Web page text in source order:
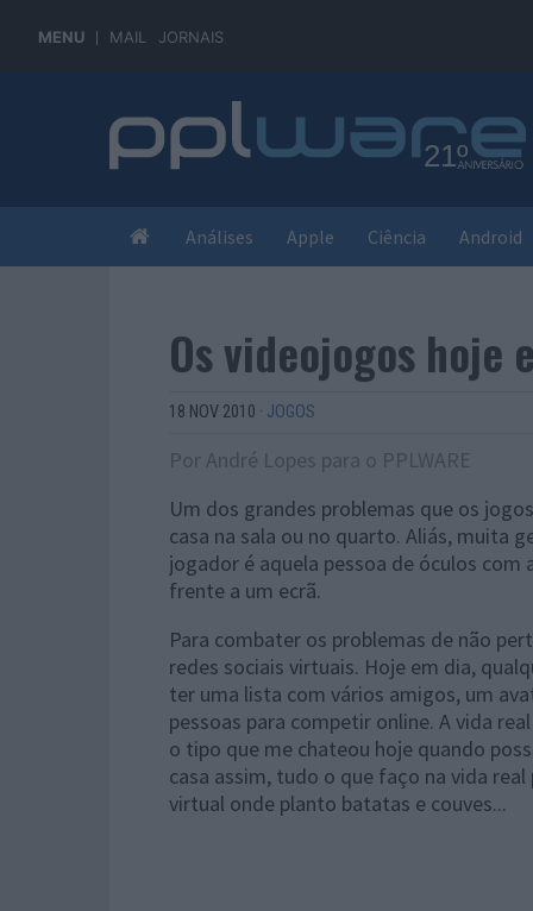
MENU MAIL JORNAIS
Análises Apple Ciência Android
Os videojogos hoje
18 NOV 2010 · JOGOS
Por André Lopes para o PPLWARE
Um dos grandes problemas que os
casa na sala ou no quarto. Aliás, muita
jogador é aquela pessoa de óculos com
frente a um ecrã.
Para combater os problemas de não
redes sociais virtuais. Hoje em dia,
ter uma lista com vários amigos, um
pessoas para competir online. A vida
o tipo que me chateou hoje quando
casa assim, tudo o que faço na vida
virtual onde planto batatas e couves...